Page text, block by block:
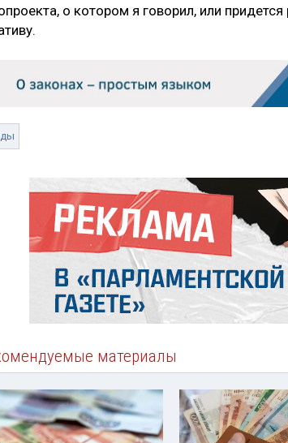
о котором я говорил, или
материалы